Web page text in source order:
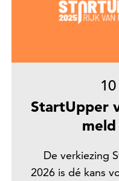
10
StartUpper
De verkiezing
2026 is dé kans